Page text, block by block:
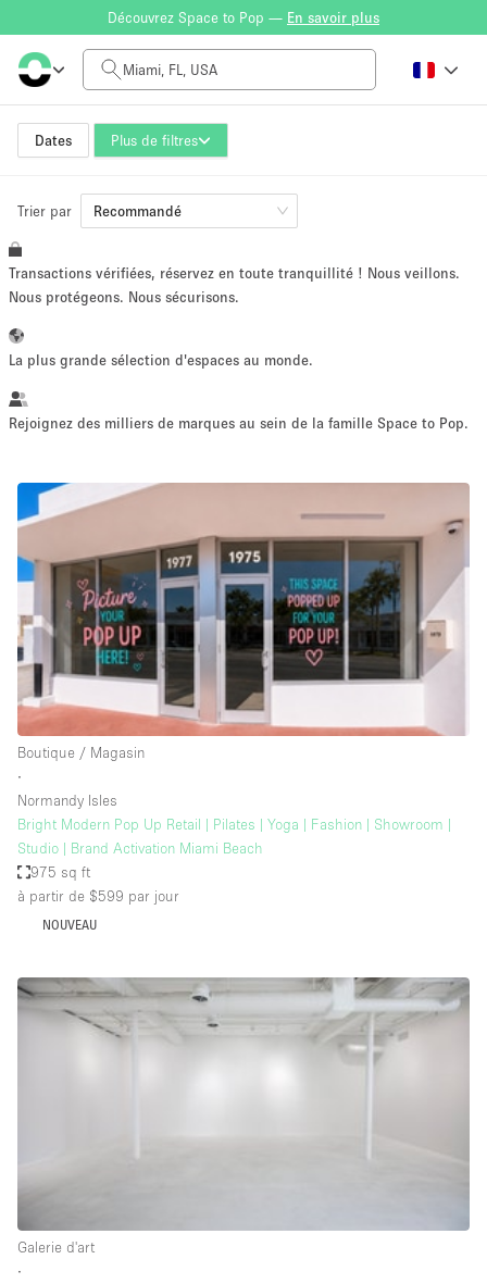
Découvrez Space to Pop — En savoir plus
Dates Plus de filtres
Tarif à la journée
$0
Taille de l'espace
~ 13 personnes
Vente au
détail
Showroom Événement Art Alimentation
Séance de
photo
Conférence Réunion Bureaux
Local
Commercial
Partagé
Type de l'espace
Atelier
Bateau
Boutique en Partage
Bureaux
Entrepôt / Espace Stockage / Box
Espace Créatif
Trier par Recommandé
Transactions vérifiées, réservez en toute tranquillité ! Nous veillons.
Nous protégeons. Nous sécurisons.
La plus grande sélection d'espaces au monde.
Rejoignez des milliers de marques au sein de la famille Space to Pop.
Boutique / Magasin
∙
Normandy Isles
Bright Modern Pop Up Retail | Pilates | Yoga | Fashion | Showroom |
Studio | Brand Activation Miami Beach
975 sq ft
à partir de $599 par jour
NOUVEAU
Galerie d'art
∙